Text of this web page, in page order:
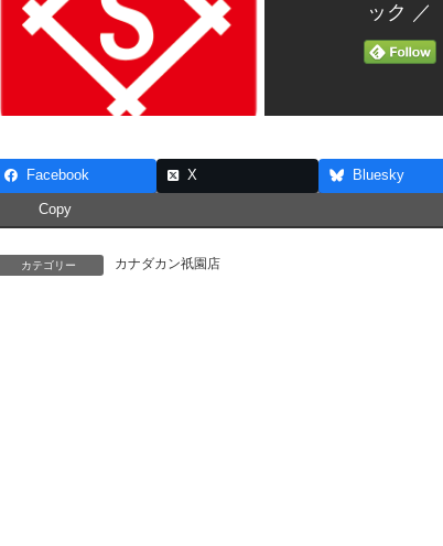
ック ／
Facebook X Bluesky
Copy
カテゴリー カナダカン祇園店